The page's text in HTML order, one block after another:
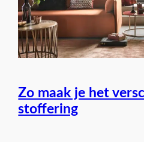
Zo maak je het
stoffering